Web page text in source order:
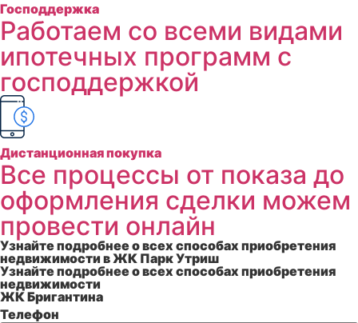
Господдержка
Работаем со всеми видами
ипотечных программ с
господдержкой
Дистанционная покупка
Все процессы от показа до
оформления сделки можем
провести онлайн
Узнайте подробнее о всех способах приобретения
недвижимости в ЖК Парк Утриш
Узнайте подробнее о всех способах приобретения
недвижимости
ЖК Бригантина
Телефон